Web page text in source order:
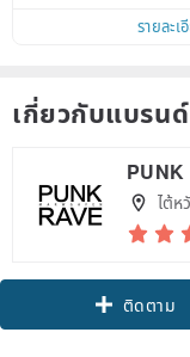
รายละเ
เกี่ยวกับแบรนด์
PUNK
ไต้ห
ติดตาม